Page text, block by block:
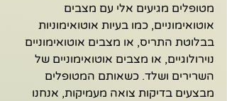
מטופלים מגיעים אלי עם מצבים
אוטואימוניים, כמו בעיות אוטואימוניות
בבלוטת התריס, או מצבים אוטואימוניים
נוירולוגיים, או מצבים אוטואימוניים של
השרירים ושלד. כשאותם המטופלים
מבצעים בדיקות צואה מעמיקות, אנחנו